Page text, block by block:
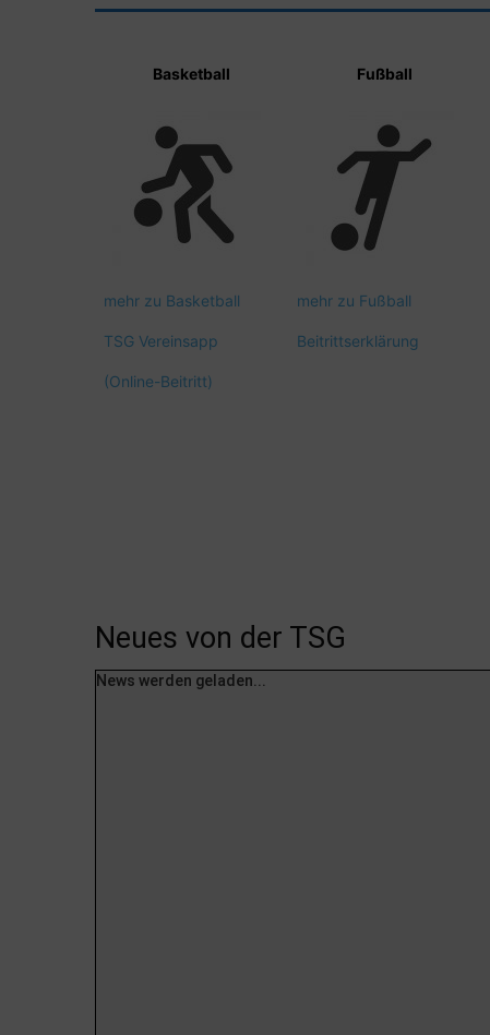
Basketball Fußball
mehr zu Basketball mehr zu Fußball
TSG Vereinsapp Beitrittserklärung
(Online-Beitritt)
Neues von der TSG